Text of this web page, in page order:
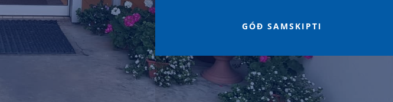
p
Innri vefur
GÓÐ SAMSKIPTI